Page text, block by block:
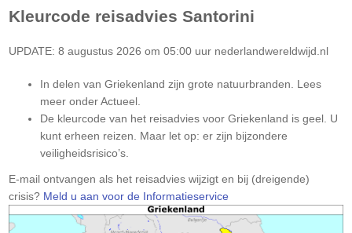
Kleurcode reisadvies Santorini
UPDATE: 8 augustus 2026 om 05:00 uur nederlandwereldwijd.nl
In delen van Griekenland zijn grote natuurbranden. Lees
meer onder Actueel.
De kleurcode van het reisadvies voor Griekenland is geel. U
kunt erheen reizen. Maar let op: er zijn bijzondere
veiligheidsrisico’s.
Let
op:
E-mail ontvangen als het reisadvies wijzigt en bij (dreigende)
crisis? Meld u aan voor de Informatieservice